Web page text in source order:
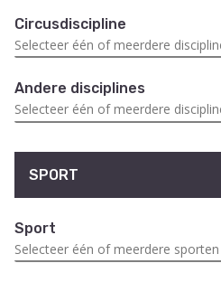
Circusdiscipline
Andere disciplines
SPORT
Sport